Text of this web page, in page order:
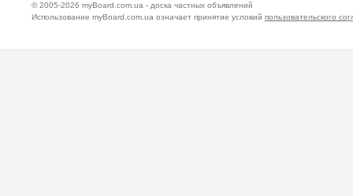
© 2005-2026 myBoard.com.ua - доска частных объявлений
Использование myBoard.com.ua означает принятие условий пользовательского